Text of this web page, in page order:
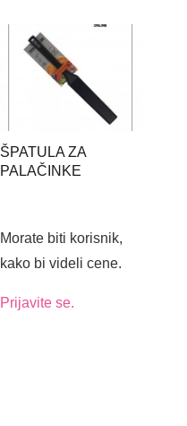
ŠPATULA ZA
PALAČINKE
Morate biti korisnik,
kako bi videli cene.
Prijavite se.